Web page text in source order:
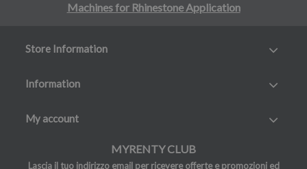
Machines for Rhinestone Application
Store Information
Information
My account
MYRENTY CLUB
Lascia il tuo indirizzo email per ricevere offerte e promozioni ed